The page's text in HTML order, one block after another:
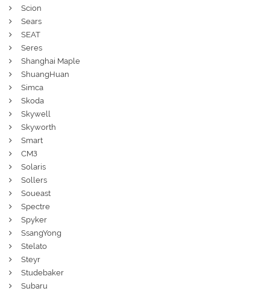
Scion
Sears
SEAT
Seres
Shanghai Maple
ShuangHuan
Simca
Skoda
Skywell
Skyworth
Smart
СМЗ
Solaris
Sollers
Soueast
Spectre
Spyker
SsangYong
Stelato
Steyr
Studebaker
Subaru